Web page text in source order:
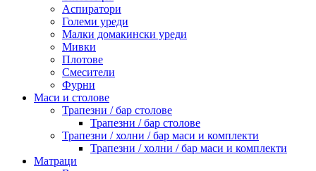
Аспиратори
Големи уреди
Малки домакински уреди
Мивки
Плотове
Смесители
Фурни
Маси и столове
Трапезни / бар столове
Трапезни / бар столове
Трапезни / холни / бар маси и комплекти
Трапезни / холни / бар маси и комплекти
Матраци